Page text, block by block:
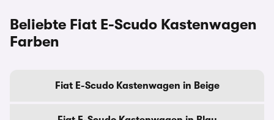
Beliebte Fiat E-Scudo Kastenwagen
Farben
Fiat E-Scudo Kastenwagen in Beige